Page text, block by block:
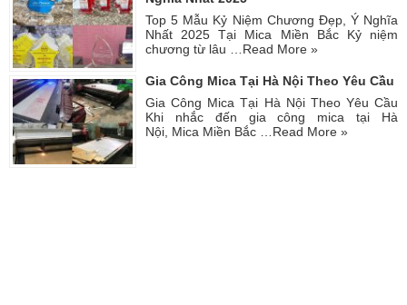
Top 5 Mẫu Kỷ Niệm Chương Đẹp, Ý Nghĩa
Nhất 2025 Tại Mica Miền Bắc Kỷ niệm
chương từ lâu …Read More »
Gia Công Mica Tại Hà Nội Theo Yêu Cầu
Gia Công Mica Tại Hà Nội Theo Yêu Cầu
Khi nhắc đến gia công mica tại Hà
Nội, Mica Miền Bắc … Read More »